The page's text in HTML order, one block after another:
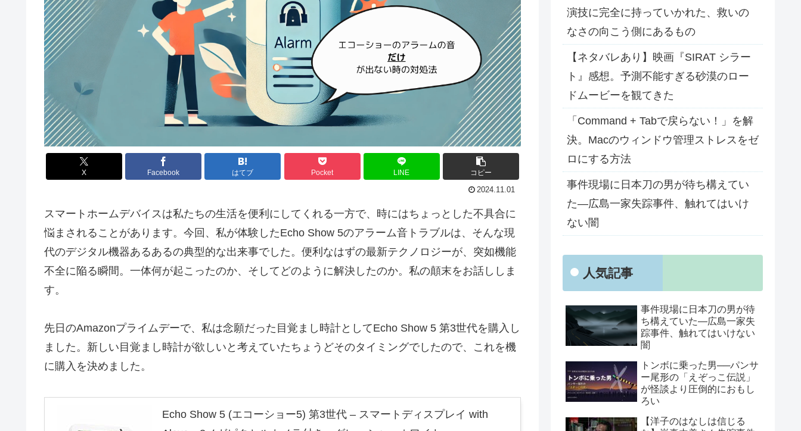
X Facebook はてブ Pocket LINE コピー
2024.11.01
スマートホームデバイスは私たちの生活を便利にしてくれる一方で、時にはちょっとした不具合に
悩まされることがあります。今回、私が体験したEcho Show 5のアラーム音トラブルは、そんな現
代のデジタル機器あるあるの典型的な出来事でした。便利なはずの最新テクノロジーが、突如機能
不全に陥る瞬間。一体何が起こったのか、そしてどのように解決したのか。私の顛末をお話ししま
す。
先日のAmazonプライムデーで、私は念願だった目覚まし時計としてEcho Show 5 第3世代を購入し
ました。新しい目覚まし時計が欲しいと考えていたちょうどそのタイミングでしたので、これを機
に購入を決めました。
Echo Show 5 (エコーショー5) 第3世代 – スマートディスプレイ with
演技に完全に持っていかれた、救いの
なさの向こう側にあるもの
【ネタバレあり】映画『SIRAT シラー
ト』感想。予測不能すぎる砂漠のロー
ドムービーを観てきた
「Command + Tabで戻らない！」を解
決。Macのウィンドウ管理ストレスをゼ
ロにする方法
事件現場に日本刀の男が待ち構えてい
た―広島一家失踪事件、触れてはいけ
ない闇
人気記事
事件現場に日本刀の男が待
ち構えていた―広島一家失
踪事件、触れてはいけない
闇
トンボに乗った男──パンサ
ー尾形の「えぞっこ伝説」
が怪談より圧倒的におもし
ろい
【洋子のはなしは信じる